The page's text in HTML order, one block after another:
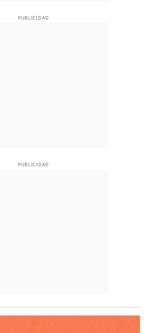
PUBLICIDAD
PUBLICIDAD